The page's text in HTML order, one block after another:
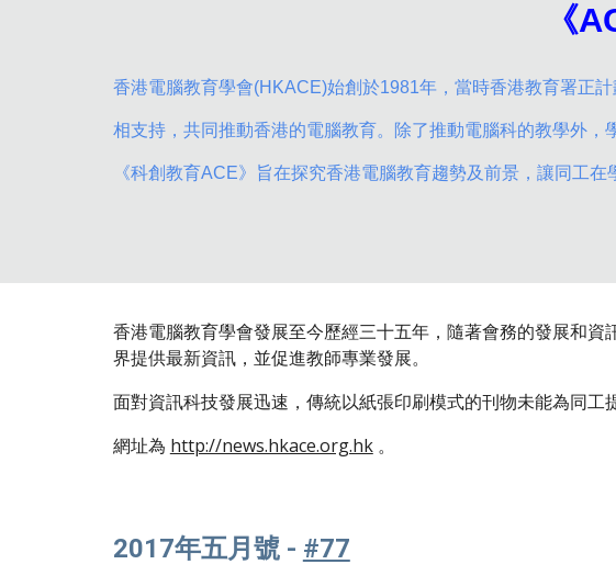
《
香港電腦教育學會(HKACE)始創於1981年，當時香港教育署正
相支持，共同推動香港的電腦教育。除了推動電腦科的教學外
《科創教育ACE》旨在探究香港電腦教育趨勢及前景，讓同工在
香港電腦教育學會發展至今歷經三十五年，隨著會務的發展和
界提供最新資訊，並促進教師專業發展。
面對資訊科技發展迅速，傳統以紙張印刷模式的刊物未能為同
網址為 http://news.hkace.org.hk。
2017年五月號 - #77